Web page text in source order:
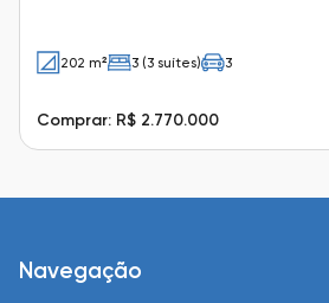
202 m² 3 (3 suítes) 3
Comprar: R$ 2.770.000
Navegação